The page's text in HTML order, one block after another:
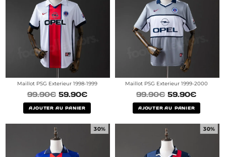
Maillot PSG Exterieur 1998-1999
99.90€ 59.90€
AJOUTER AU PANIER
Maillot PSG Exterieur 1999-2000
99.90€ 59.90€
AJOUTER AU PANIER
30% 30%